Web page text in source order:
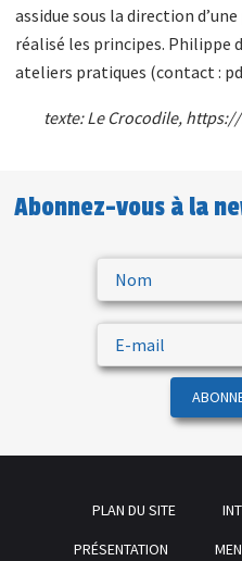
assidue sous la direction
réalisé les principes. Philippe
ateliers pratiques (contact :
texte: Le Crocodile,https://
Abonnez-vous à la
PLAN DU SITE
PRÉSENTATION